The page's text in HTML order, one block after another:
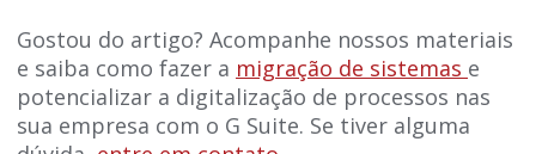
Gostou do artigo? Acompanhe nossos materiais
e saiba como fazer a migração de sistemas e
potencializar a digitalização de processos nas
sua empresa com o G Suite. Se tiver alguma